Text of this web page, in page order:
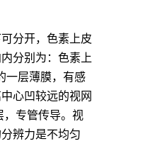
分开，色素上皮
分别为：色素上
一层薄膜，有感
心凹较远的视网
，专管传导。视
辨力是不均匀